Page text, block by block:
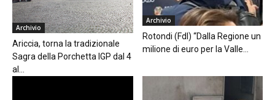
Archivio
Ariccia, torna la tradizionale
Sagra della Porchetta IGP dal 4
al...
Archivio
Rotondi (FdI) “Dalla Regione un
milione di euro per la Valle...